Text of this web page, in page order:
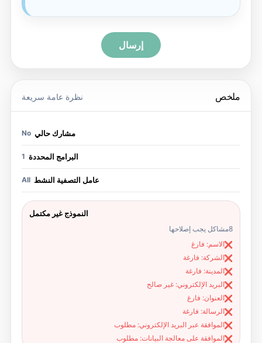
إرسال
نظرة عامة سريعة
مشارك حالي No
البرامج المحددة 1
عامل التصفية النشط All
النموذج غير مكتمل
مشاكل يجب إصلاحها
الاسم: فارغ
الشركة: فارغة
المدينة: فارغة
البريد الإلكتروني: غير صالح
العنوان: فارغ
الرسالة: فارغة
الموافقة عبر البريد الإلكتروني: مطلوب
الموافقة على معالجة البيانات: مطلوب